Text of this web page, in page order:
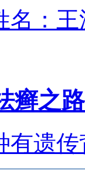
名：
癣之路
有遗传